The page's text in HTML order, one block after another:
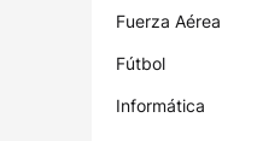
Fuerza Aérea
Fútbol
Informática